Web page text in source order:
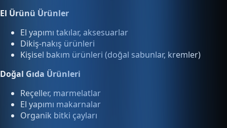
El Ürünü Ürünler
El yapımı takılar, aksesuarlar
Dikiş-nakış ürünleri
Kişisel bakım ürünleri (doğal sabunlar, kremler)
Doğal Gıda Ürünleri
Reçeller, marmelatlar
El yapımı makarnalar
Organik bitki çayları